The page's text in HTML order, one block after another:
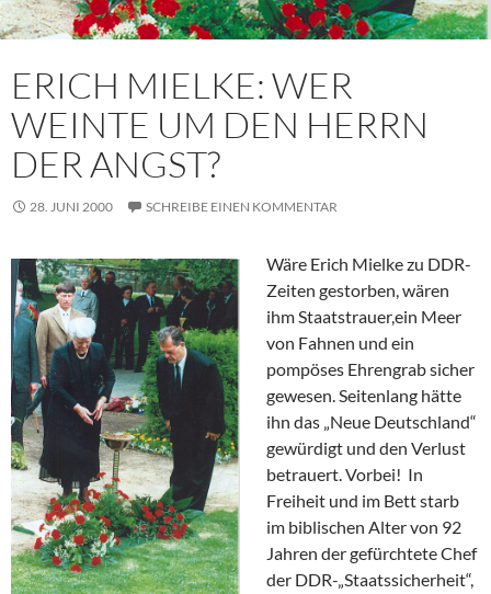
ERICH MIELKE: WER
WEINTE UM DEN HERRN
DER ANGST?
28. JUNI 2000 SCHREIBE EINEN KOMMENTAR
Wäre Erich Mielke zu DDR-
Zeiten gestorben, wären
ihm Staatstrauer,ein Meer
von Fahnen und ein
pompöses Ehrengrab sicher
gewesen. Seitenlang hätte
ihn das „Neue Deutschland“
gewürdigt und den Verlust
betrauert. Vorbei! In
Freiheit und im Bett starb
im biblischen Alter von 92
Jahren der gefürchtete Chef
der DDR-„Staatssicherheit“,